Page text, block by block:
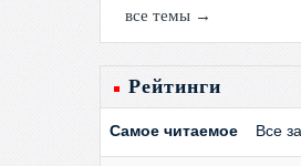
все темы →
Рейтинги
Самое читаемое Все